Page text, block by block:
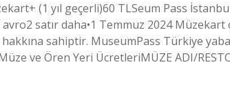
(1 yıl geçerli)60 TLSeum Pass
satır daha•1 Temmuz 2024 Müzekart
sahiptir. MuseumPass Türkiye
ve Ören Yeri ÜcretleriMÜZE ADI/